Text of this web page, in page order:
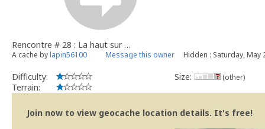
Rencontre # 28 : La haut sur …
A cache bylapin56100 Message this owner Hidden : Saturday, May
Difficulty:
Terrain:
Size: (other)
Join now to view geocache location details. It's free!